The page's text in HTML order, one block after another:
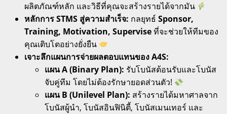
ผลิตภัณฑ์หลัก และวิธีที่คุณจะสร้างรายได้จากมัน
หลักการ STMS สู่ความสำเร็จ: กลยุทธ์ Sponsor,
Training, Motivation, Superviseที่จะช่วยให้ทีมของ
คุณเติบโตอย่างยั่งยืน
เจาะลึกแผนการจ่ายผลตอบแทนของ A4S:
แผน A (Binary Plan): รับโบนัสต้อนรับและโบนัส
จับคู่ทีม โดยไม่ต้องรักษายอดส่วนตัว!
แผน B (Unilevel Plan): สร้างรายได้มหาศาลจาก
โบนัสผู้นำ, โบนัสอินฟินิตี้, โบนัสเมนเทอร์ และ